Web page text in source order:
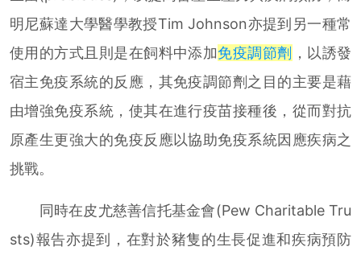
明尼蘇達大學醫學教授Tim Johnson亦提到另一種常
使用的方式且則是在飼料中添加免疫調節劑 ，以誘發
宿主免疫系統的反應，其免疫調節劑之目的主要是藉
由增強免疫系統，使其在進行疫苗接種後，從而對抗
原產生更強大的免疫反應以協助免疫系統因應疾病之
挑戰。
同時在皮尤慈善信托基金會(Pew Charitable Tru
sts)報告亦提到，在對於豬隻的生長促進和疾病預防